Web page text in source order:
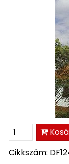
Cikkszám: